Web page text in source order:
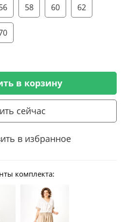
58 60 62
в корзину
сейчас
в избранное
комплекта: